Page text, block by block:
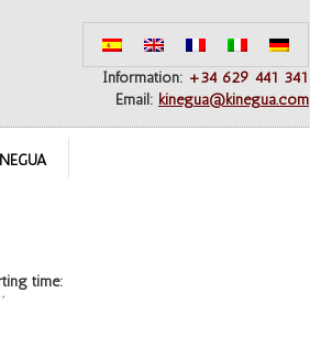
Information: +34 629 441 341
Email: kinegua@kinegua.com
time: